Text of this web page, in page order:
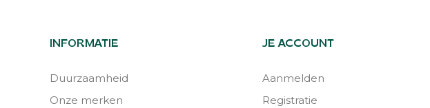
INFORMATIE
Duurzaamheid
Onze merken
JE ACCOUNT
Aanmelden
Registratie